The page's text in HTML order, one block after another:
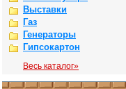
Выставки
Газ
Генераторы
Гипсокартон
Весь каталог»